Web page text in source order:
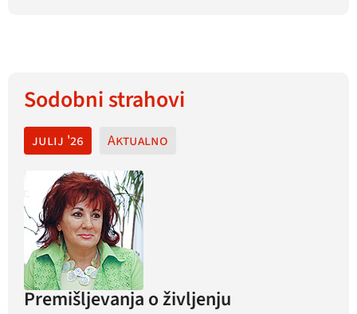
Sodobni strahovi
julij '26 Aktualno
Premišljevanja o življenju